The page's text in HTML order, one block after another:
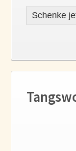
Schenke